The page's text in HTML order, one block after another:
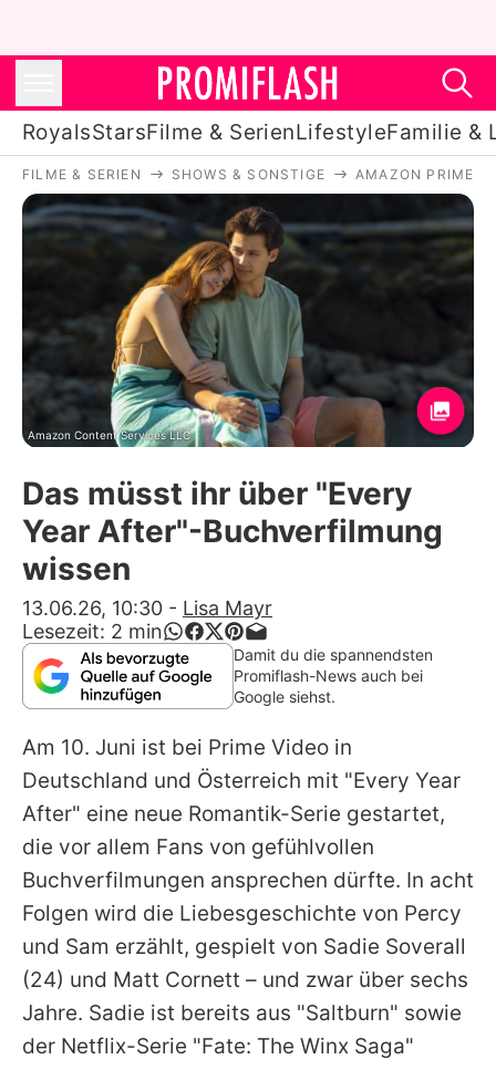
RoyalsStarsFilme & SerienLifestyleFamilie &
Royals
Stars
Filme & Serien
Lifestyle
Familie & Liebe
Promiflash Exklusiv
Alle Themen auf Promiflash
App runterladen
Team
Redaktionelle Richtlinien
Impressum
Datenschutzerklärung
Nutzungsbedingungen
Utiq verwalten
FILME & SERIEN SHOWS & SONSTIGE AMAZON PRIME
Amazon Content Services LLC
Das müsst ihr über "Every
Year After"-Buchverfilmung
wissen
13.06.26, 10:30 - Lisa Mayr
Lesezeit: 2 min
Damit du die spannendsten
Promiflash-News auch bei
Google siehst.
Am 10. Juni ist bei Prime Video in
Deutschland und Österreich mit "Every Year
After" eine neue Romantik-Serie gestartet,
die vor allem Fans von gefühlvollen
Buchverfilmungen ansprechen dürfte. In acht
Folgen wird die Liebesgeschichte von Percy
und Sam erzählt, gespielt von Sadie Soverall
(24) und Matt Cornett – und zwar über sechs
Jahre. Sadie ist bereits aus "Saltburn" sowie
der Netflix-Serie "Fate: The Winx Saga"